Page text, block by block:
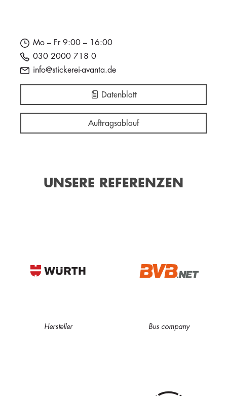
Mo – Fr 9:00 – 16:00
030 2000 718 0
info@stickerei-avanta.de
Datenblatt
Auftragsablauf
UNSERE REFERENZEN
Hersteller Bus company